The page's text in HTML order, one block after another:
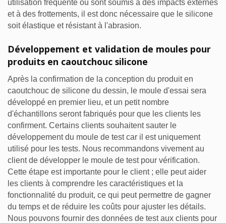
utilisation fréquente ou sont soumis à des impacts externes
et à des frottements, il est donc nécessaire que le silicone
soit élastique et résistant à l'abrasion.
Développement et validation de moules pour
produits en caoutchouc silicone
Après la confirmation de la conception du produit en
caoutchouc de silicone du dessin, le moule d'essai sera
développé en premier lieu, et un petit nombre
d'échantillons seront fabriqués pour que les clients les
confirment. Certains clients souhaitent sauter le
développement du moule de test car il est uniquement
utilisé pour les tests. Nous recommandons vivement au
client de développer le moule de test pour vérification.
Cette étape est importante pour le client ; elle peut aider
les clients à comprendre les caractéristiques et la
fonctionnalité du produit, ce qui peut permettre de gagner
du temps et de réduire les coûts pour ajuster les détails.
Nous pouvons fournir des données de test aux clients pour